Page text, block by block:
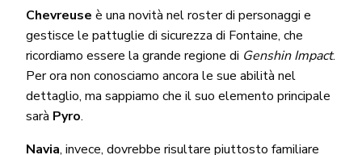
Chevreuse è una novità nel roster di personaggi e
gestisce le pattuglie di sicurezza di Fontaine, che
ricordiamo essere la grande regione di Genshin Impact.
Per ora non conosciamo ancora le sue abilità nel
dettaglio, ma sappiamo che il suo elemento principale
sarà Pyro.
Navia, invece, dovrebbe risultare piuttosto familiare